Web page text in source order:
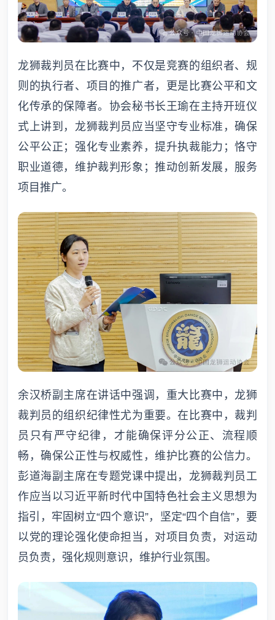
龙狮裁判员在比赛中，不仅是竞赛的组织者、规
则的执行者、项目的推广者，更是比赛公平和文
化传承的保障者。协会秘书长王瑜在主持开班仪
式上讲到，龙狮裁判员应当坚守专业标准，确保
公平公正；强化专业素养，提升执裁能力；恪守
职业道德，维护裁判形象；推动创新发展，服务
项目推广。
余汉桥副主席在讲话中强调，重大比赛中，龙狮
裁判员的组织纪律性尤为重要。在比赛中，裁判
员只有严守纪律，才能确保评分公正、流程顺
畅，确保公正性与权威性，维护比赛的公信力。
彭道海副主席在专题党课中提出，龙狮裁判员工
作应当以习近平新时代中国特色社会主义思想为
指引，牢固树立“四个意识”，坚定“四个自信”，要
以党的理论强化使命担当，对项目负责，对运动
员负责，强化规则意识，维护行业氛围。